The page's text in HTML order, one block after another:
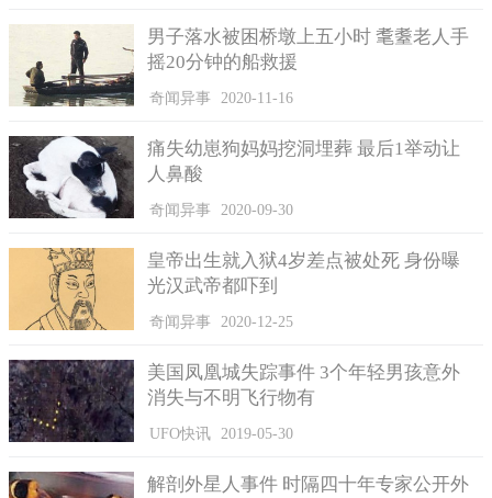
会迅速将猎物的尸身吃得干干净净，然后继续寻找下一个目标。
行军蚁的外形特征
行军蚁因为分工比较明确，各自有自己的职责，因分工的不
所以体型比工蚁会大些。
行军蚁的颜色主要呈现褐色，而它们颜色的深浅主要根据年
龄的不同会有所差异。行军蚁有极其坚硬的下颚，这可是它们最
强有力的攻击武器，在捕食猎物中起到非常重要的作用。
男子落水被困桥墩上五小时 耄耋老人手
摇20分钟的船救援
奇闻异事 2020-11-16
痛失幼崽狗妈妈挖洞埋葬 最后1举动让
人鼻酸
奇闻异事 2020-09-30
皇帝出生就入狱4岁差点被处死 身份曝
光汉武帝都吓到
奇闻异事 2020-12-25
美国凤凰城失踪事件 3个年轻男孩意外
消失与不明飞行物有
UFO快讯 2019-05-30
解剖外星人事件 时隔四十年专家公开外